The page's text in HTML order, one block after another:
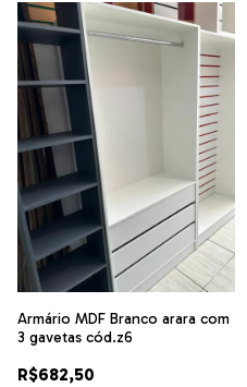
Armário MDF Branco arara com
3 gavetas cód.z6
R$682,50